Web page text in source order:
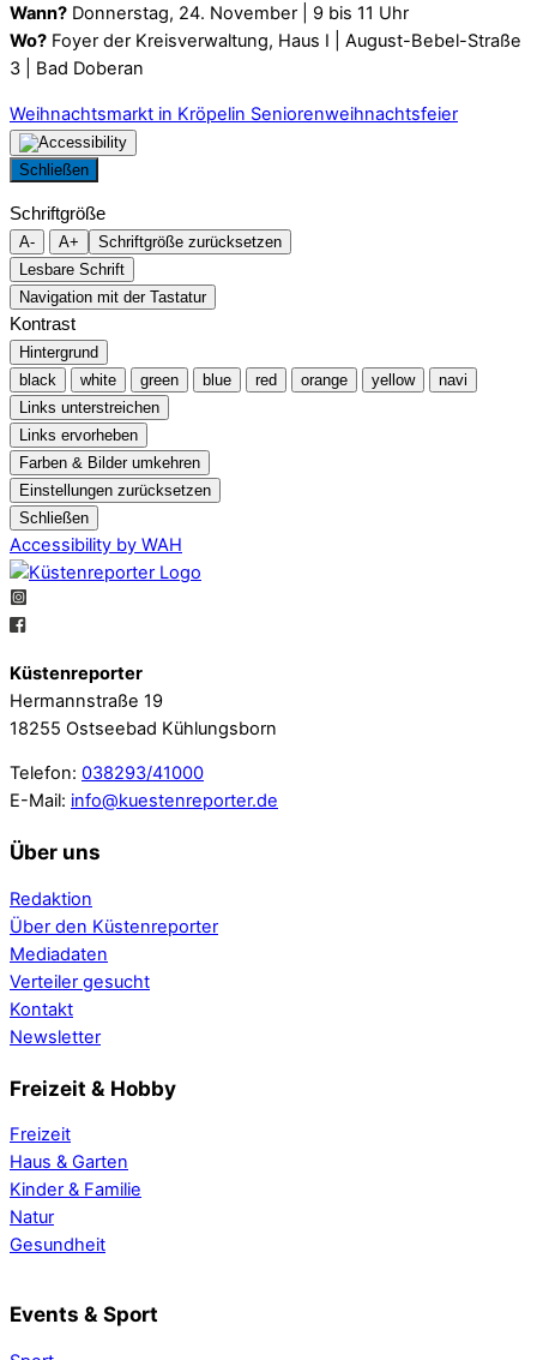
Wann? Donnerstag, 24. November | 9 bis 11 Uhr
Wo? Foyer der Kreisverwaltung, Haus I | August-Bebel-Straße
3 | Bad Doberan
Weihnachtsmarkt in Kröpelin Seniorenweihnachtsfeier
Schließen
Schriftgröße
A- A+
Schriftgröße zurücksetzen
Lesbare Schrift
Navigation mit der Tastatur
Kontrast
Hintergrund
black
white green blue red orange yellow
navi
Links unterstreichen
Links ervorheben
Farben & Bilder umkehren
Einstellungen zurücksetzen
Schließen
Accessibility by WAH
Küstenreporter
Hermannstraße 19
18255 Ostseebad Kühlungsborn
Telefon: 038293/41000
E-Mail: info@kuestenreporter.de
Über uns
Redaktion
Über den Küstenreporter
Mediadaten
Verteiler gesucht
Kontakt
Newsletter
Freizeit & Hobby
Freizeit
Haus & Garten
Kinder & Familie
Natur
Gesundheit
Events & Sport